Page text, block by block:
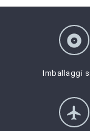
album
Imballaggi
flight